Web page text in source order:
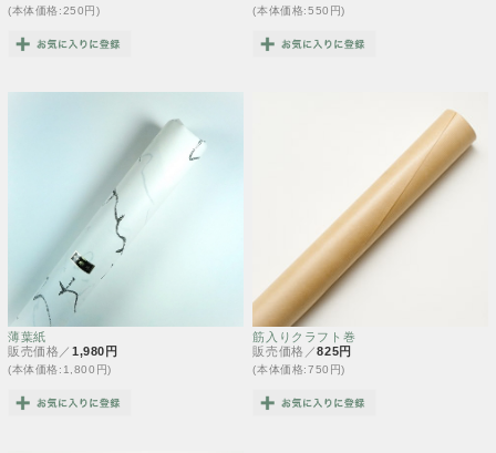
(本体価格:250円) (本体価格:550円)
薄葉紙
販売価格／1,980円
(本体価格:1,800円)
筋入りクラフト巻
販売価格／825円
(本体価格:750円)